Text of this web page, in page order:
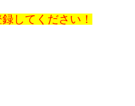
してください！